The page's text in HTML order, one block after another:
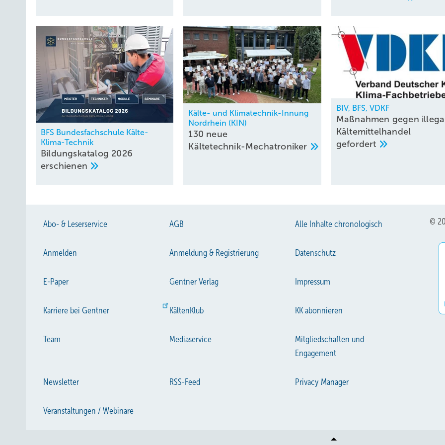
BFS Bundesfachschule Kälte-
Klima-Technik
Bildungskatalog 2026
erschienen
Kälte- und Klimatechnik-Innung
Nordrhein (KIN)
130 neue
Kältetechnik-Mechatroniker
BIV, BFS, VDKF
Maßnahmen gegen
Kältemittelhandel
gefordert
Abo- & Leserservice AGB Alle Inhalte chronologisch
Anmelden Anmeldung & Registrierung Datenschutz
E-Paper Gentner Verlag Impressum
Karriere bei Gentner KältenKlub KK abonnieren
Team Mediaservice
Mitgliedschaften und
Engagement
Newsletter RSS-Feed Privacy Manager
Veranstaltungen / Webinare
©